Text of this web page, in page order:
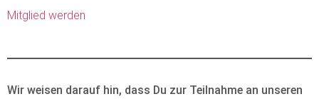
Mitglied werden
Wir weisen darauf hin, dass Du zur Teilnahme an unseren